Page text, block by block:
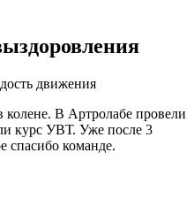
движения
колене. В Артролабе провели
курс УВТ. Уже после 3
спасибо команде.